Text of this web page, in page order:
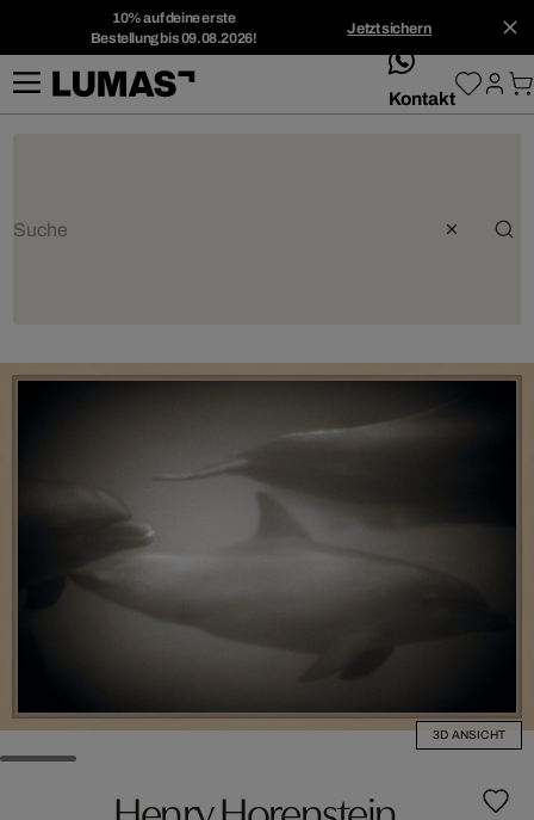
10% auf deine erste
Bestellung bis 09.08.2026!
Jetzt sichern
whatsApp
Kontakt
3D ANSICHT